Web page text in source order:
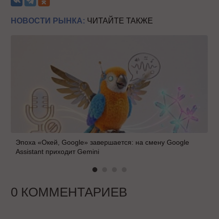
НОВОСТИ РЫНКА: ЧИТАЙТЕ ТАКЖЕ
Эпоха «Окей, Google» завершается: на смену Google
Assistant приходит Gemini
0 КОММЕНТАРИЕВ